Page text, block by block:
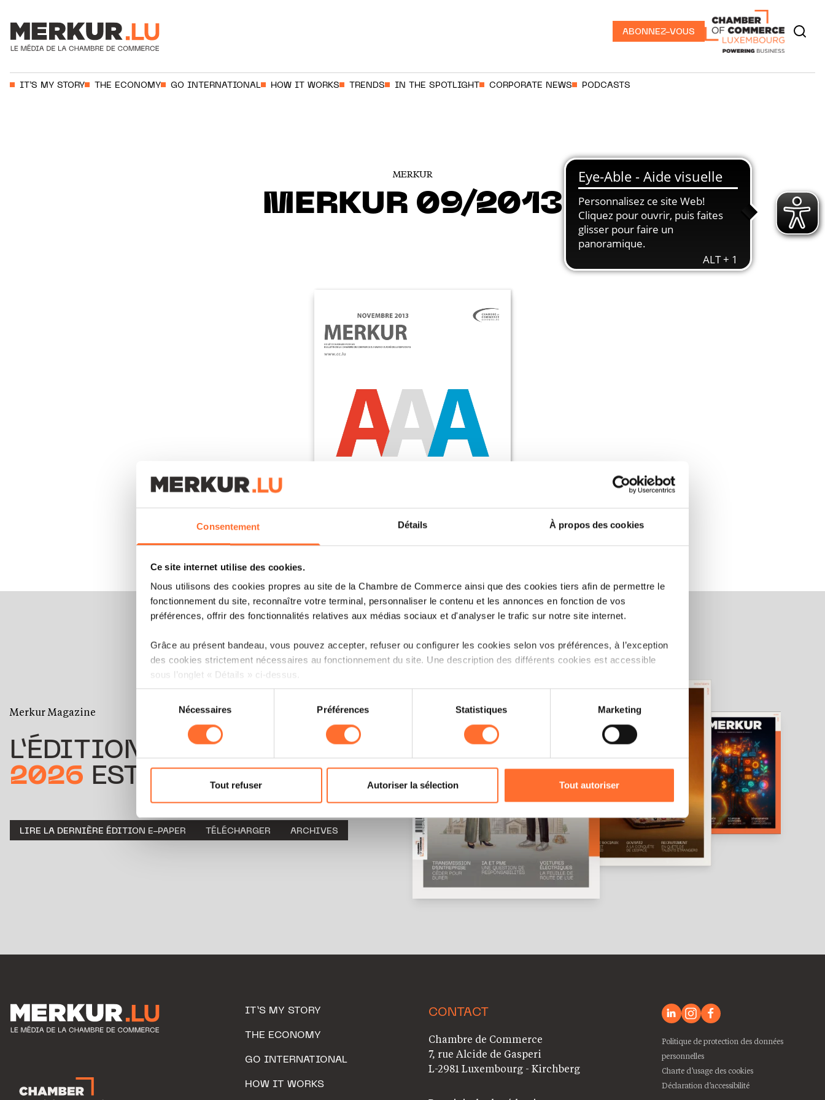
Consentement Détails À propos des cookies
Ce site internet utilise des cookies.
Nous utilisons des cookies propres au site de la Chambre de Commerce ainsi que des cookies tiers afin de permettre le
fonctionnement du site, reconnaître votre terminal, personnaliser le contenu et les annonces en fonction de vos
préférences, offrir des fonctionnalités relatives aux médias sociaux et d'analyser le trafic sur notre site internet.
Grâce au présent bandeau, vous pouvez accepter, refuser ou configurer les cookies selon vos préférences, à l’exception
des cookies strictement nécessaires au fonctionnement du site. Une description des différents cookies est accessible
sous l’onglet « Détails » ci-dessus.
Il est précisé que la navigation sur le site et certaines fonctionnalités (ex : lecture de vidéos, partage sur les réseaux
cas de refus de tous les cookies ou des cookies non nécessaires.
personnelles, vous pouvez consulter notreCharte d’usage des cookieset notrePolitique de protection des données
personnelles.
consentement
Nécessaires Préférences Statistiques Marketing
Tout refuser Autoriser la sélection Tout autoriser
ABONNEZ-VOUS
IT’S MY STORY THE ECONOMY GO INTERNATIONAL HOW IT WORKS TRENDS IN THE SPOTLIGHT CORPORATE NEWS PODCASTS
MERKUR
MERKUR 09/2013
Merkur Magazine
L’ÉDITIONÉTÉ
2026 EST DISPONIBLE !
LIRE LA DERNIÈRE ÉDITION E-PAPER TÉLÉCHARGER ARCHIVES
IT’S MY STORY
THE ECONOMY
GO INTERNATIONAL
HOW IT WORKS
CONTACT
Chambre de Commerce
7, rue Alcide de Gasperi
L-2981 Luxembourg - Kirchberg
Politique de protection des données
personnelles
Charte d’usage des cookies
Déclaration d’accessibilité